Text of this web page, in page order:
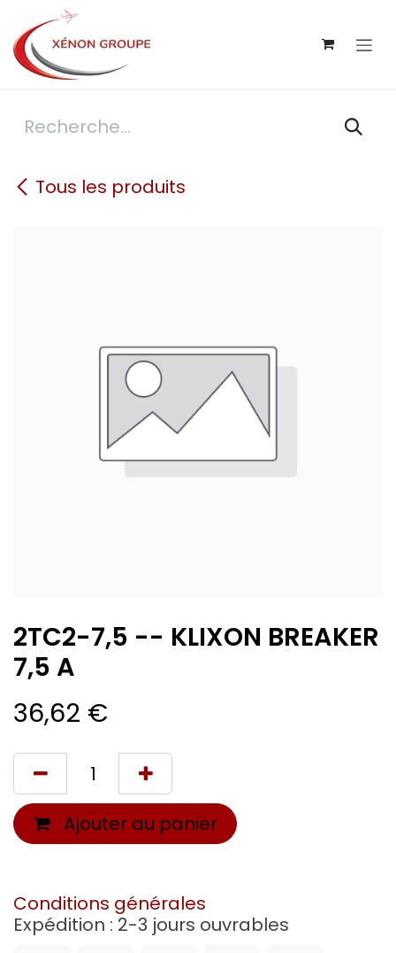
Se rendre au contenu
Tous les produits
2TC2-7,5 -- KLIXON BREAKER
7,5 A
36,62 €
Ajouter au panier
Conditions générales
Expédition : 2-3 jours ouvrables